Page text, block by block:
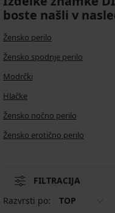
boste našli v
Žensko perilo
Žensko spodnje perilo
Modrčki
Hlačke
Žensko nočno perilo
Žensko erotično perilo
FILTRACIJA
Razvrsti po:
TOP